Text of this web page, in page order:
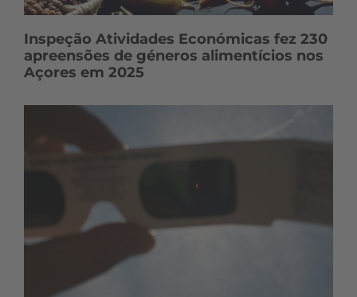
Inspeção Atividades Económicas fez 230
apreensões de géneros alimentícios nos
Açores em 2025